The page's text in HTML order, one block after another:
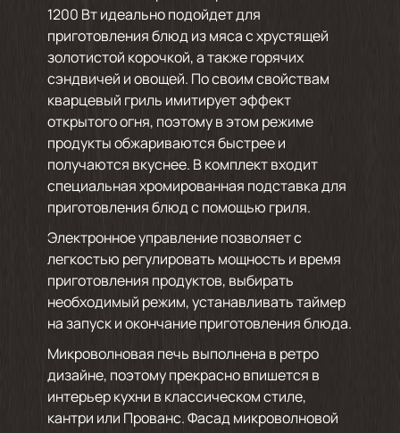
1200 Вт идеально подойдет для
приготовления блюд из мяса с хрустящей
золотистой корочкой, а также горячих
сэндвичей и овощей. По своим свойствам
кварцевый гриль имитирует эффект
открытого огня, поэтому в этом режиме
продукты обжариваются быстрее и
получаются вкуснее. В комплект входит
специальная хромированная подставка для
приготовления блюд с помощью гриля.
Электронное управление позволяет с
легкостью регулировать мощность и время
приготовления продуктов, выбирать
необходимый режим, устанавливать таймер
на запуск и окончание приготовления блюда.
Микроволновая печь выполнена в ретро
дизайне, поэтому прекрасно впишется в
интерьер кухни в классическом стиле,
кантри или Прованс. Фасад микроволновой